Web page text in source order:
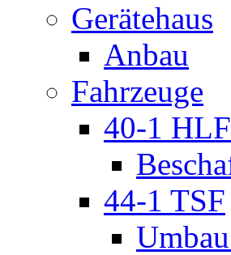
Gerätehaus
Anbau
Fahrzeuge
40-1
44-1 TSF